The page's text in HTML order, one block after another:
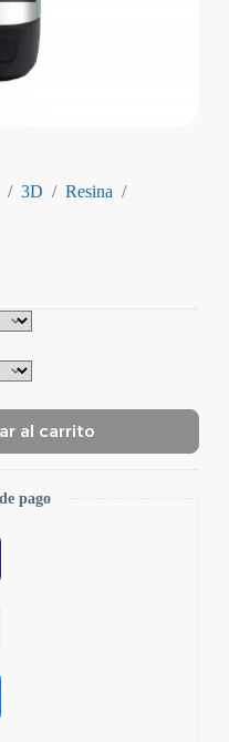
/ 3D / Resina /
al carrito
pago